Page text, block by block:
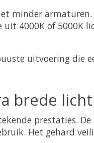
minder
uit 4000K of
uitvoering die
brede
prestaties.
Het gehard